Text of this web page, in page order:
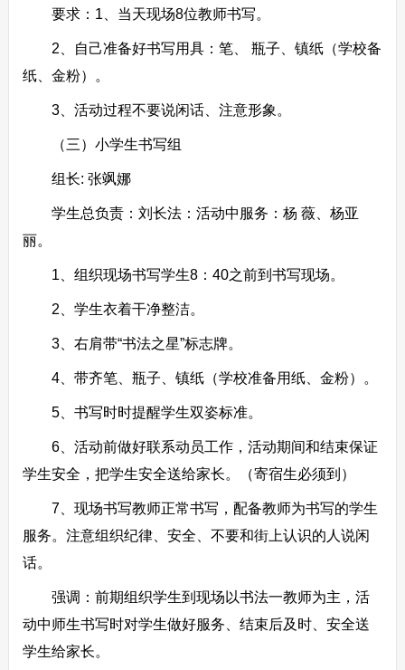
要求：1、当天现场8位教师书写。
2、自己准备好书写用具：笔、 瓶子、镇纸（学校备
纸、金粉）。
3、活动过程不要说闲话、注意形象。
（三）小学生书写组
组长: 张飒娜
学生总负责：刘长法：活动中服务：杨 薇、杨亚
丽。
1、组织现场书写学生8：40之前到书写现场。
2、学生衣着干净整洁。
3、右肩带“书法之星”标志牌。
4、带齐笔、瓶子、镇纸（学校准备用纸、金粉）。
5、书写时时提醒学生双姿标准。
6、活动前做好联系动员工作，活动期间和结束保证
学生安全，把学生安全送给家长。（寄宿生必须到）
7、现场书写教师正常书写，配备教师为书写的学生
服务。注意组织纪律、安全、不要和街上认识的人说闲
话。
强调：前期组织学生到现场以书法一教师为主，活
动中师生书写时对学生做好服务、结束后及时、安全送
学生给家长。